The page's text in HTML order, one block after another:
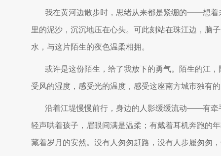
我在黄河边散步时，思绪从来都是紧绷的——想着
里的泥沙，沉沉地压在心头。可此刻站在珠江边，脑
水，与这片陌生的夜色温柔相拥。
或许是这份陌生，给了我放下的勇气。陌生的江
受风的湿度，感受光的温度，感受这座南方城市独有
沿着江堤慢慢前行，身边的人影缓缓流动——有牵
轻声哄着孩子，眉眼间满是温柔；有戴着耳机奔跑的
藏着岁月的安然。没有人匆匆赶路，没有人步履匆匆